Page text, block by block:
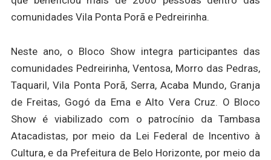
comunidades Vila Ponta Porã e Pedreirinha.
Neste ano, o Bloco Show integra participantes das
comunidades Pedreirinha, Ventosa, Morro das Pedras,
Taquaril, Vila Ponta Porã, Serra, Acaba Mundo, Granja
de Freitas, Gogó da Ema e Alto Vera Cruz. O Bloco
Show é viabilizado com o patrocínio da Tambasa
Atacadistas, por meio da Lei Federal de Incentivo à
Cultura, e da Prefeitura de Belo Horizonte, por meio da